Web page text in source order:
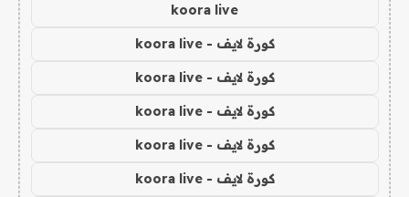
koora live
كورة لايف - koora live
كورة لايف - koora live
كورة لايف - koora live
كورة لايف - koora live
كورة لايف - koora live